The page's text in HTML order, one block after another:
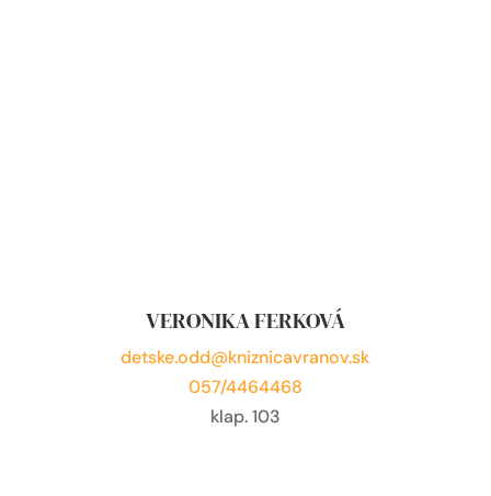
VERONIKA FERKOVÁ
detske.odd@kniznicavranov.sk
057/4464468
klap. 103